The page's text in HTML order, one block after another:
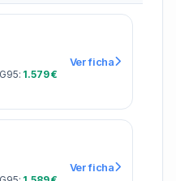
G95: 1.579 €
Ver ficha
Ver ficha